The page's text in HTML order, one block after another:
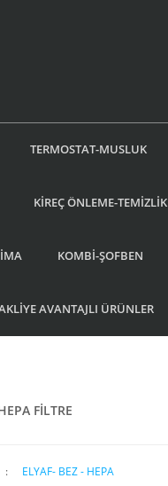
TERMOSTAT-MUSLUK
KİREÇ ÖNLEME-TEMİZLİK
KOMBİ-ŞOFBEN
AVANTAJLI ÜRÜNLER
FİLTRE
ELYAF- BEZ - HEPA